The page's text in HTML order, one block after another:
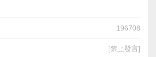
196708
[禁止發言]